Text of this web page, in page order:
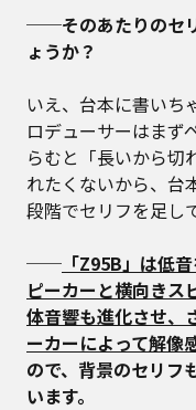
──そのあたりのセ
ょうか？
いえ、台本に書いち
ロデューサーはまず
らむと「長いから切
れたくないから、台
段階でセリフを足し
── 「Z95B」は低
ピーカーと横向きス
体音響も進化させ、
ーカーによって解像
ので、背景のセリフ
います。